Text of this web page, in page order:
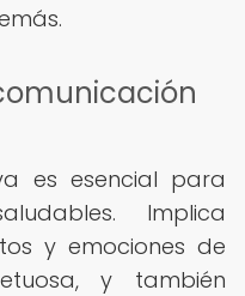
es esencial para
Implica
y emociones de
y también